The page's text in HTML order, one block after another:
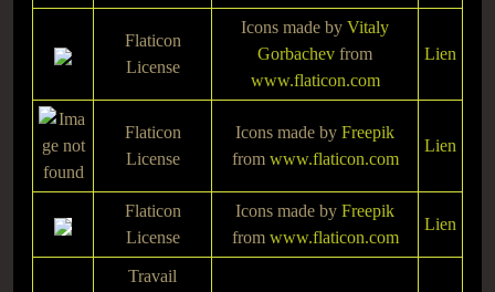
Flaticon
License
Icons made by Vitaly
Gorbachev from
www.flaticon.com
Lien
Flaticon
License
Icons made by Freepik
from www.flaticon.com
Lien
Flaticon
License
Icons made by Freepik
from www.flaticon.com
Lien
Travail